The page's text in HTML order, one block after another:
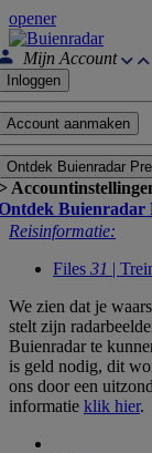
opener
Mijn Account
Inloggen
Account aanmaken
Ontdek
Buienradar
Reisinformatie:
Files 31 |
We zien dat je
stelt zijn
Buienradar te
is geld nodig, dit
ons door een
informatie klik hier.